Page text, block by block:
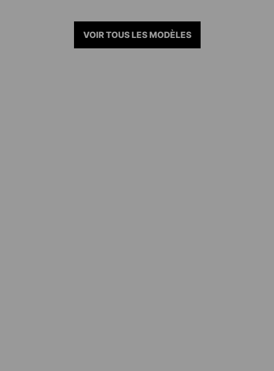
VOIR TOUS LES MODÈLES